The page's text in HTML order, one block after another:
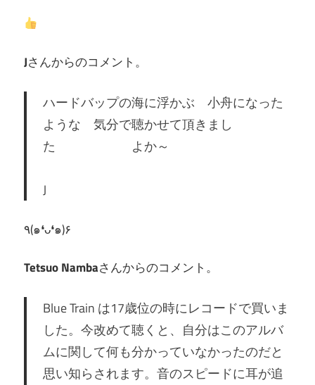
Jさんからのコメント。
ハードバップの海に浮かぶ 小舟になった
ような 気分で聴かせて頂きまし
た よか～
J
٩(๑❛ᴗ❛๑)۶
Tetsuo Nambaさんからのコメント。
Blue Train は17歳位の時にレコードで買いま
した。今改めて聴くと、自分はこのアルバ
ムに関して何も分かっていなかったのだと
思い知らされます。音のスピードに耳が追